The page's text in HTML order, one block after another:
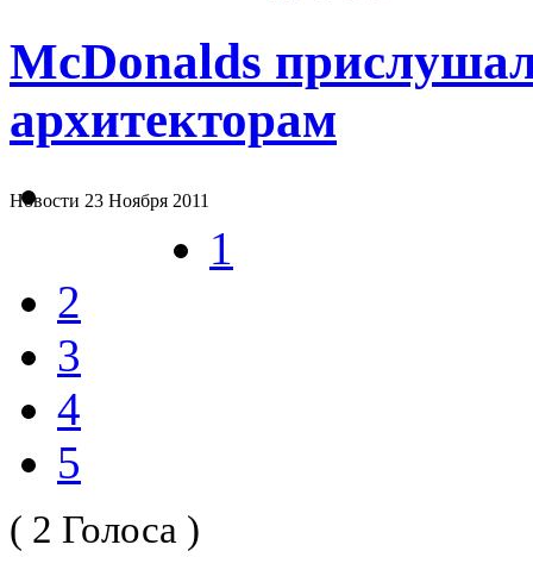
McDonalds
архитекторам
Новости 23 Ноября 2011
1
2
3
4
5
( 2 Голоса )